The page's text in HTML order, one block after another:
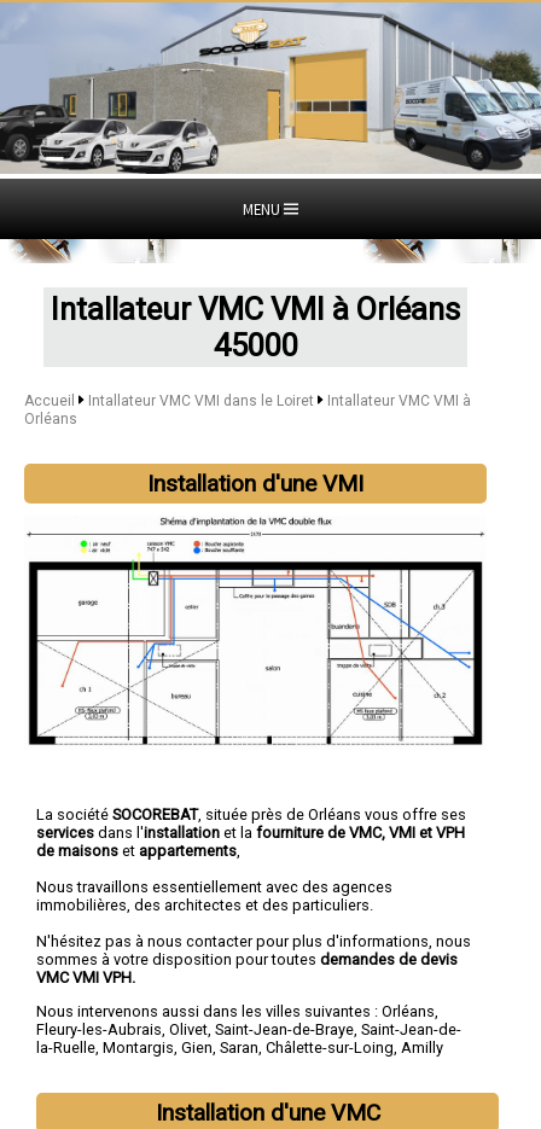
MENU
Intallateur VMC VMI à Orléans
45000
Accueil Intallateur VMC VMI dans le Loiret
Intallateur VMC VMI à
Orléans
Installation d'une VMI
La société SOCOREBAT, située près de Orléans vous offre ses
services dans l'installation et la fourniture de VMC, VMI et VPH
de maisons et appartements,
Nous travaillons essentiellement avec des agences
immobilières, des architectes et des particuliers.
N'hésitez pas à nous contacter pour plus d'informations, nous
sommes à votre disposition pour toutes demandes de devis
VMC VMI VPH.
Nous intervenons aussi dans les villes suivantes : Orléans
Fleury-les-Aubrais Olivet Saint-Jean-de-Braye Saint-Jean-de-
la-Ruelle Montargis Gien Saran Châlette-sur-Loing Amilly
Installation d'une VMC